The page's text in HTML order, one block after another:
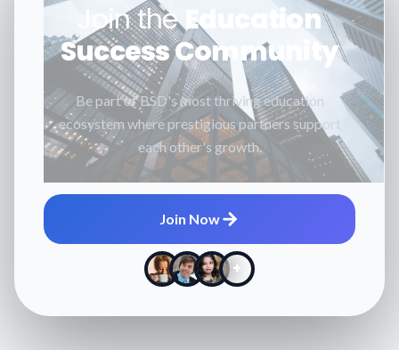
Join theEducation
Success Community
Be part of BSD's most thriving education
ecosystem where prestigious partners support
each other's growth.
Join Now
+